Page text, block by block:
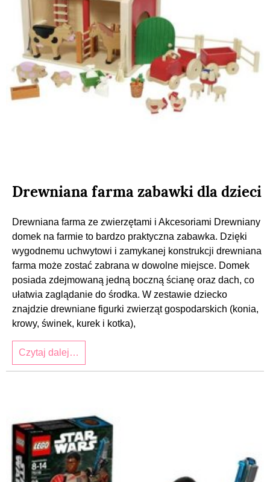
Drewniana farma zabawki dla dzieci
Drewniana farma ze zwierzętami i Akcesoriami Drewniany
domek na farmie to bardzo praktyczna zabawka. Dzięki
wygodnemu uchwytowi i zamykanej konstrukcji drewniana
farma może zostać zabrana w dowolne miejsce. Domek
posiada zdejmowaną jedną boczną ścianę oraz dach, co
ułatwia zaglądanie do środka. W zestawie dziecko
znajdzie drewniane figurki zwierząt gospodarskich (konia,
krowy, świnek, kurek i kotka),
Czytaj dalej…